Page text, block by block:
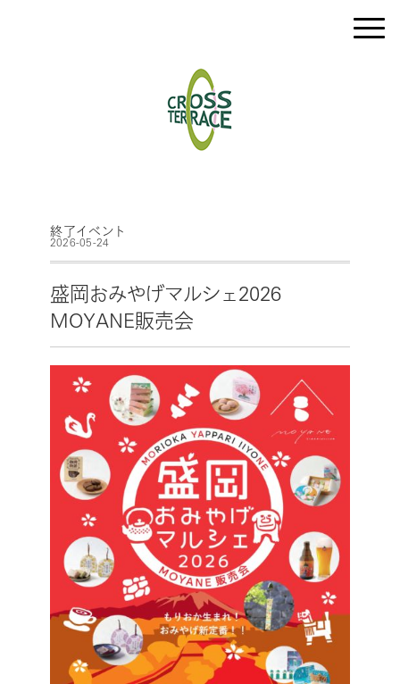
終了イベント
2026-05-24
盛岡おみやげマルシェ2026
MOYANE販売会